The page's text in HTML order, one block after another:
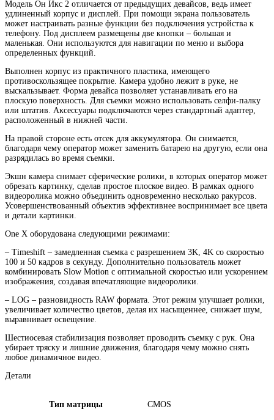
Модель Он Икс 2 отличается от предыдущих девайсов, ведь имеет
удлиненный корпус и дисплей. При помощи экрана пользователь
может настраивать разные функции без подключения устройства к
телефону. Под дисплеем размещены две кнопки – большая и
маленькая. Они используются для навигации по меню и выбора
определенных функций.
Выполнен корпус из практичного пластика, имеющего
противоскользящее покрытие. Камера удобно лежит в руке, не
выскальзывает. Форма девайса позволяет устанавливать его на
плоскую поверхность. Для съемки можно использовать селфи-палку
или штатив. Аксессуары подключаются через стандартный адаптер,
расположенный в нижней части.
На правой стороне есть отсек для аккумулятора. Он снимается,
благодаря чему оператор может заменить батарею на другую, если она
разрядилась во время съемки.
Экшн камера снимает сферические ролики, в которых оператор может
обрезать картинку, сделав простое плоское видео. В рамках одного
видеоролика можно объединить одновременно несколько ракурсов.
Усовершенствованный объектив эффективнее воспринимает все цвета
и детали картинки.
One X оборудована следующими режимами:
– Timeshift – замедленная съемка с разрешением 3K, 4K со скоростью
100 и 50 кадров в секунду. Дополнительно пользователь может
комбинировать Slow Motion с оптимальной скоростью или ускорением
изображения, создавая впечатляющие видеоролики.
– LOG – разновидность RAW формата. Этот режим улучшает ролики,
увеличивает количество цветов, делая их насыщеннее, снижает шум,
выравнивает освещение.
Шестиосевая стабилизация позволяет проводить съемку с рук. Она
убирает тряску и лишние движения, благодаря чему можно снять
любое динамичное видео.
Детали
Тип матрицы CMOS